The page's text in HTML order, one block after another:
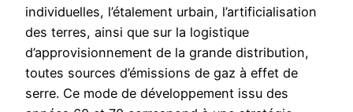
individuelles, l’étalement urbain, l’artificialisation
des terres, ainsi que sur la logistique
d’approvisionnement de la grande distribution,
toutes sources d’émissions de gaz à effet de
serre. Ce mode de développement issu des